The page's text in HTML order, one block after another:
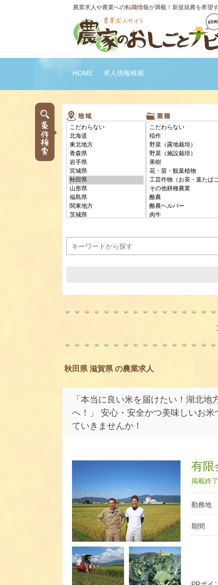
農業求人や農業への転職情報が満載！新規就農を希望
HOME 求人情報検索
秋田県 滋賀県 の農業求人
「本当に良い米を届けたい！湖北
へ！」 安心・安全かつ美味しいお
ていきませんか！
有限
掲載終
勤務地
期間